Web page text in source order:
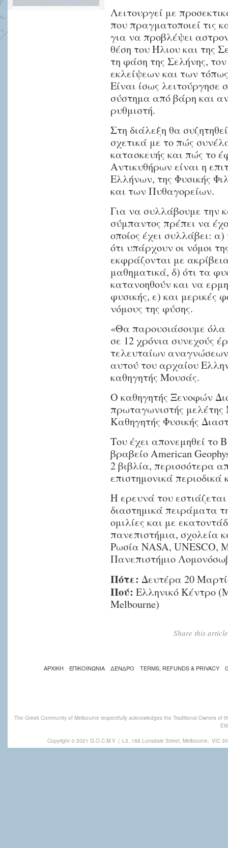
Λειτουργεί με
που πραγματοποιεί τις
για να προβλέψει
θέση του Ήλιου και της
τη φάση της Σελήνης,
εκλείψεων και των
Είναι ίσως λειτούργησε
σύστημα από βάρη και
ρυθμιστή.
Στη διάλεξη θα
σχετικά με το πώς
κατασκευής και πώς το
Αντικυθήρων είναι η
Ελλήνων, της Φυσικής
και των Πυθαγορείων.
Για να συλλάβουμε την
σύμπαντος πρέπει να
οποίος έχει συλλάβει:
ότι υπάρχουν οι νόμοι
εκφράζονται με
μαθηματικά, δ) ότι τα
κατανοηθούν και να
φυσικής, ε) και μερικές
νόμους της φύσης.
«Θα παρουσιάσουμε όλα
σε 12 χρόνια συνεχούς
τελευταίων αναγνώσεων
αυτού του αρχαίου
καθηγητής Μουσάς.
Ο καθηγητής Ξενοφών
πρωταγωνιστής
Καθηγητής Φυσικής
Του έχει απονεμηθεί το
βραβείο American
2 βιβλία, περισσότερα
επιστημονικά
Η ερευνά του
διαστημικά πειράματα
ομιλίες και με
πανεπιστήμια, σχολεία
Ρωσία NASA, UNESCO,
Πανεπιστήμιο
Πότε: Δευτέρα 20
Πού: Ελληνικό Κέντρο
Melbourne)
Share this
ΑΡΧΙΚΗ ΕΠΙΚΟΙΝΩΝΙΑ ΔΕΝΔΡΟ TERMS, REFUNDS & PRIVACY
The Greek Community of Melbourne respectfully acknowledges the Traditional Owners
Copyright © 2021 G.O.C.M.V | L3, 168 Lonsdale Street, Melbourne, VIC